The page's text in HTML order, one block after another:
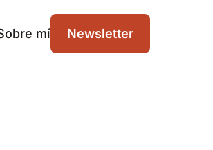
mí Newsletter